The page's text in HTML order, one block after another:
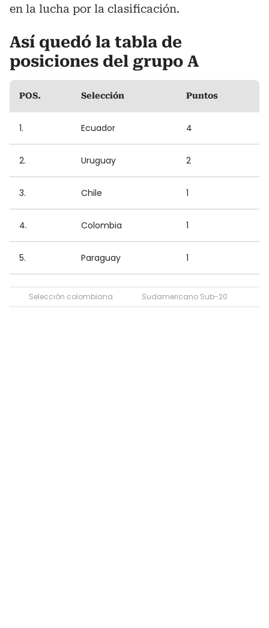
en la lucha por la clasificación.
Así quedó la tabla de
posiciones del grupo A
POS. Selección Puntos
1. Ecuador 4
2. Uruguay 2
3. Chile 1
4. Colombia 1
5. Paraguay 1
Selección colombiana Sudamericano Sub-20